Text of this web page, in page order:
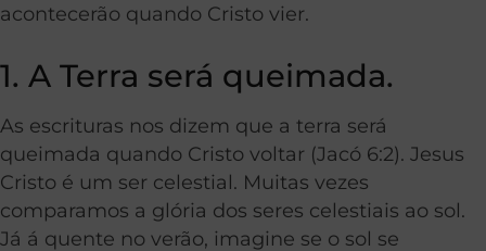
acontecerão quando Cristo vier.
1. A Terra será queimada.
As escrituras nos dizem que a terra será
queimada quando Cristo voltar (Jacó 6:2). Jesus
Cristo é um ser celestial. Muitas vezes
comparamos a glória dos seres celestiais ao sol.
Já á quente no verão, imagine se o sol se